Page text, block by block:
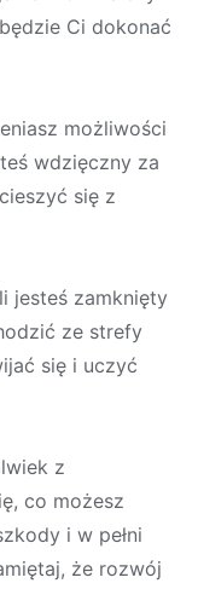
Ci dokonać
możliwości
wdzięczny za
się z
jesteś zamknięty
ze strefy
się i uczyć
z
co możesz
i w pełni
że rozwój